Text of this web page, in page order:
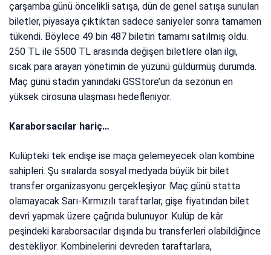
çarşamba günü öncelikli satışa, dün de genel satışa sunulan
biletler, piyasaya çıktıktan sadece saniyeler sonra tamamen
tükendi. Böylece 49 bin 487 biletin tamamı satılmış oldu.
250 TL ile 5500 TL arasında değişen biletlere olan ilgi,
sıcak para arayan yönetimin de yüzünü güldürmüş durumda.
Maç günü stadın yanındaki GSStore’un da sezonun en
yüksek cirosuna ulaşması hedefleniyor.
Karaborsacılar hariç…
Kulüpteki tek endişe ise maça gelemeyecek olan kombine
sahipleri. Şu sıralarda sosyal medyada büyük bir bilet
transfer organizasyonu gerçekleşiyor. Maç günü statta
olamayacak Sarı-Kırmızılı taraftarlar, gişe fiyatından bilet
devri yapmak üzere çağrıda bulunuyor. Kulüp de kâr
peşindeki karaborsacılar dışında bu transferleri olabildiğince
destekliyor. Kombinelerini devreden taraftarlara,